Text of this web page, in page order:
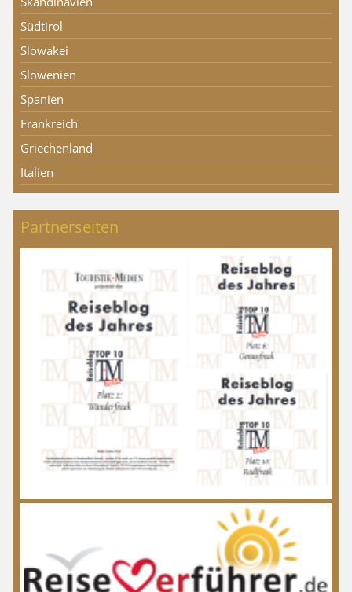
Südtirol
Slowakei
Slowenien
Spanien
Frankreich
Griechenland
Italien
Partnerseiten